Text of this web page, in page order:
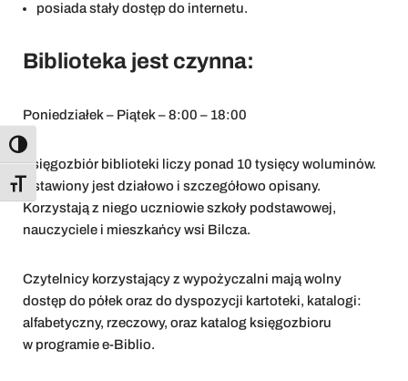
Toggle High Contrast
Toggle Font size
posiada stały dostęp do internetu.
Biblioteka jest czynna:
Poniedziałek – Piątek – 8:00 – 18:00
Księgozbiór biblioteki liczy ponad 10 tysięcy woluminów.
Ustawiony jest działowo i szczegółowo opisany.
Korzystają z niego uczniowie szkoły podstawowej,
nauczyciele i mieszkańcy wsi Bilcza.
Czytelnicy korzystający z wypożyczalni mają wolny
dostęp do półek oraz do dyspozycji kartoteki, katalogi:
alfabetyczny, rzeczowy, oraz katalog księgozbioru
w programie e-Biblio.